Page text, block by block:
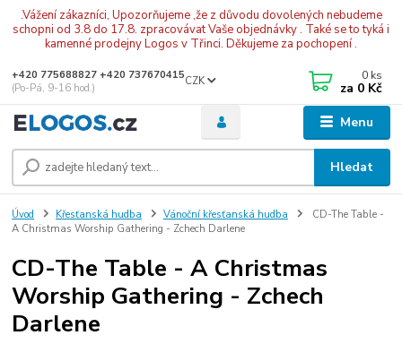
.Vážení zákazníci, Upozorňujeme ,že z důvodu dovolených nebudeme
schopni od 3.8 do 17.8. zpracovávat Vaše objednávky . Také se to tyká i
kamenné prodejny Logos v Třinci. Děkujeme za pochopení .
Menu
CZK
Hledat
+420 775688827 +420 737670415
(Po-Pá, 9-16 hod.)
0 ks
za 0 Kč
Úvod Křesťanská hudba Vánoční křesťanská hudba
CD-The Table -
A Christmas Worship Gathering - Zchech Darlene
CD-The Table - A Christmas
Worship Gathering - Zchech
Darlene